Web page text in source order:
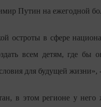
Путин на ежегодной
остроты в сфере
всем детям, где бы
для будущей жизни»,
в этом регионе у